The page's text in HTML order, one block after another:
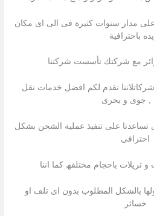
مدار سنوات كثيرة فى الى اى مكان
باحترافية
مع شركتك تأسست شركتنا
نقدم لكم افضل خدمات نقل
, جوى و بحرى
تساعدنا على تنفیذ عملیة الشحن بشكل
احترافى
تریلات باحجام مختلفھ كما اننا
بالشكل المطلوب بدون اى تلف او
خسائر